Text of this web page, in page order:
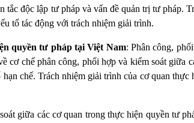
độc lập tư pháp và vấn đề quản trị tư pháp.
tố tác động với trách nhiệm giải trình.
quyền tư pháp tại Việt Nam: Phân công,
cơ chế phân công, phối hợp và kiểm soát giữa
chế. Trách nhiệm giải trình của cơ quan thực
giữa các cơ quan trong thực hiện quyền tư